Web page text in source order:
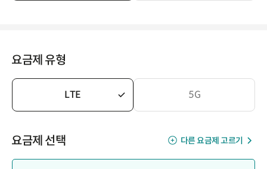
요금제 유형
LTE 5G
요금제 선택 다른 요금제 고르기